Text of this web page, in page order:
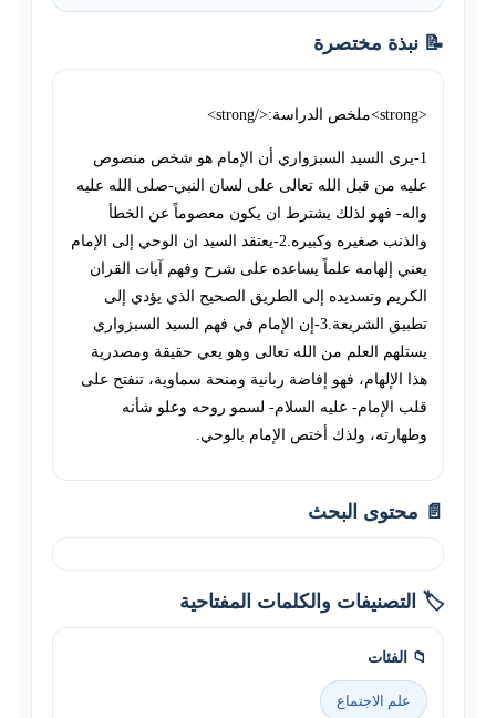
📝 نبذة مختصرة
<strong>ملخص الدراسة:</strong>
1-يرى السيد السبزواري أن الإمام هو شخص منصوص
عليه من قبل الله تعالى على لسان النبي-صلى الله عليه
واله- فهو لذلك يشترط ان يكون معصوماً عن الخطأ
والذنب صغيره وكبيره.2-يعتقد السيد ان الوحي إلى الإمام
يعني إلهامه علماً يساعده على شرح وفهم آيات القران
الكريم وتسديده إلى الطريق الصحيح الذي يؤدي إلى
تطبيق الشريعة.3-إن الإمام في فهم السيد السبزواري
يستلهم العلم من الله تعالى وهو يعي حقيقة ومصدرية
هذا الإلهام، فهو إفاضة ربانية ومنحة سماوية، تنفتح على
قلب الإمام- عليه السلام- لسمو روحه وعلو شأنه
وطهارته، ولذك أختص الإمام بالوحي.
📄 محتوى البحث
🏷️ التصنيفات والكلمات المفتاحية
📁 الفئات
علم الاجتماع